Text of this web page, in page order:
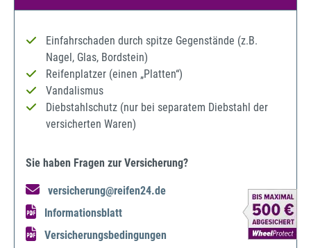
Einfahrschaden durch spitze Gegenstände (z.B.
Nagel, Glas, Bordstein)
Reifenplatzer (einen „Platten“)
Vandalismus
Diebstahlschutz (nur bei separatem Diebstahl der
versicherten Waren)
Sie haben Fragen zur Versicherung?
versicherung@reifen24.de
Informationsblatt
Versicherungsbedingungen